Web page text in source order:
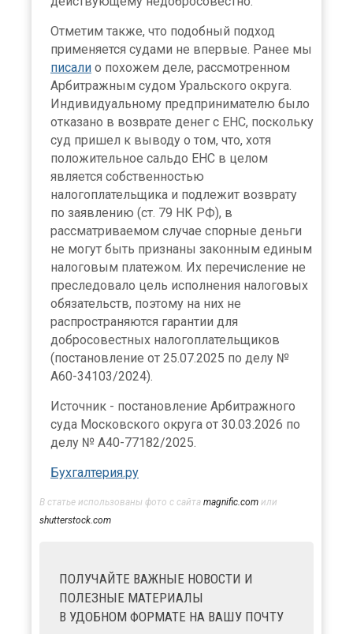
Отметим также, что подобный подход
применяется судами не впервые. Ранее мы
писали о похожем деле, рассмотренном
Арбитражным судом Уральского округа.
Индивидуальному предпринимателю было
отказано в возврате денег с ЕНС, поскольку
суд пришел к выводу о том, что, хотя
положительное сальдо ЕНС в целом
является собственностью
налогоплательщика и подлежит возврату
по заявлению (ст. 79 НК РФ), в
рассматриваемом случае спорные деньги
не могут быть признаны законным единым
налоговым платежом. Их перечисление не
преследовало цель исполнения налоговых
обязательств, поэтому на них не
распространяются гарантии для
добросовестных налогоплательщиков
(постановление от 25.07.2025 по делу №
А60-34103/2024).
Источник - постановление Арбитражного
суда Московского округа от 30.03.2026 по
делу № А40-77182/2025.
Бухгалтерия.ру
В статье использованы фото с сайта magnific.com или
shutterstock.com
ПОЛУЧАЙТЕ ВАЖНЫЕ НОВОСТИ И
ПОЛЕЗНЫЕ МАТЕРИАЛЫ
В УДОБНОМ ФОРМАТЕ НА ВАШУ ПОЧТУ